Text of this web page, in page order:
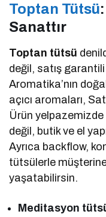
Toptan Tütsü
Sanattır
Toptan tütsü
değil, satış
Aromatika’nın
açıcı aromaları,
Ürün
değil, butik ve el
Ayrıca backflow,
tütsülerle
yaşatabilirsin.
Meditasyon